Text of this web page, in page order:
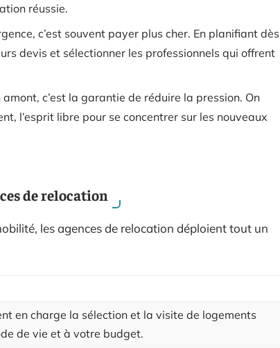
réussie.
c’est souvent payer plus cher. En planifiant dès
devis et sélectionner les professionnels qui offrent
c’est la garantie de réduire la pression. On
l’esprit libre pour se concentrer sur les nouveaux
de relocation
les agences de relocation déploient tout un
en charge la sélection et la visite de logements
de vie et à votre budget.